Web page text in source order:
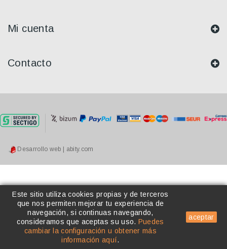
Este sitio utiliza cookies propias y de terceros
que nos permiten mejorar tu experiencia de
navegación, si continuas navegando,
consideramos que aceptas su uso. Puedes
cambiar la configuración u obtener más
información aquí.
aceptar
Mi cuenta
Contacto
Desarrollo web | abity.com